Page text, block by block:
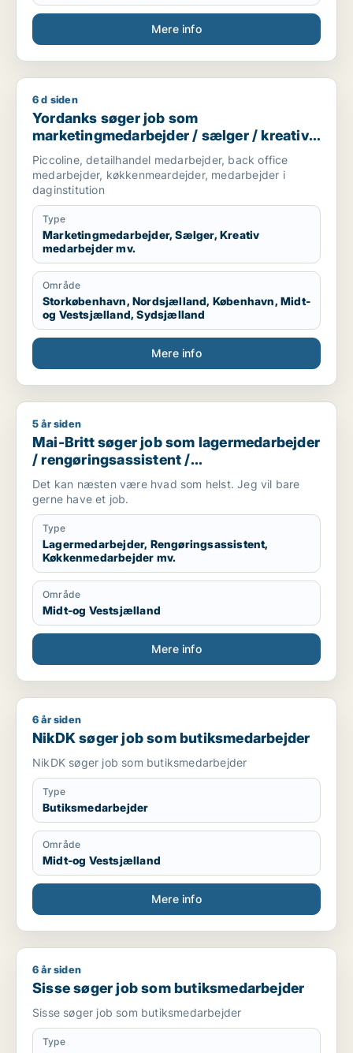
Mere info
Yordanks søger job som marketingmedarbejder / sælger /
6 d siden
Yordanks søger job som
marketingmedarbejder / sælger / kreativ
medarbejder / produktspecialist / kok
Piccoline, detailhandel medarbejder, back office
medarbejder, køkkenmeardejder, medarbejder i
daginstitution
Type
Marketingmedarbejder, Sælger, Kreativ
medarbejder mv.
Område
Storkøbenhavn, Nordsjælland, København, Midt-
og Vestsjælland, Sydsjælland
Mere info
Mai-Britt søger job som lagermedarbejder /
5 år siden
Mai-Britt søger job som lagermedarbejder
/ rengøringsassistent /
køkkenmedarbejder / butiksmedarbejder /
naturmedarbejder
Det kan næsten være hvad som helst. Jeg vil bare
gerne have et job.
Type
Lagermedarbejder, Rengøringsassistent,
Køkkenmedarbejder mv.
Område
Midt-og Vestsjælland
Mere info
NikDK søger job som butiksmedarbejder
6 år siden
NikDK søger job som butiksmedarbejder
NikDK søger job som butiksmedarbejder
Type
Butiksmedarbejder
Område
Midt-og Vestsjælland
Mere info
Sisse søger job som butiksmedarbejder
6 år siden
Sisse søger job som butiksmedarbejder
Sisse søger job som butiksmedarbejder
Type